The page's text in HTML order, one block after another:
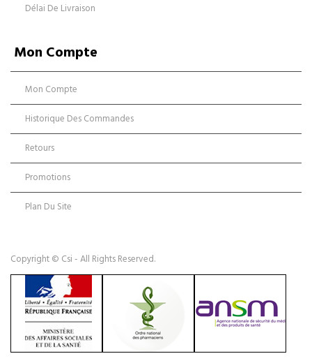
Délai De Livraison
Mon Compte
Mon Compte
Historique Des Commandes
Retours
Promotions
Plan Du Site
Copyright © Csi - All Rights Reserved.